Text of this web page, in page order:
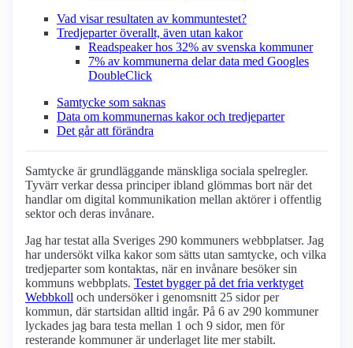
Vad visar resultaten av kommuntestet?
Tredjeparter överallt, även utan kakor
Readspeaker hos 32% av svenska kommuner
7% av kommunerna delar data med Googles
DoubleClick
Samtycke som saknas
Data om kommunernas kakor och tredjeparter
Det går att förändra
Samtycke är grundläggande mänskliga sociala spelregler.
Tyvärr verkar dessa principer ibland glömmas bort när det
handlar om digital kommunikation mellan aktörer i offentlig
sektor och deras invånare.
Jag har testat alla Sveriges 290 kommuners webbplatser. Jag
har undersökt vilka kakor som sätts utan samtycke, och vilka
tredjeparter som kontaktas, när en invånare besöker sin
kommuns webbplats. Testet bygger på det fria verktyget
Webbkoll och undersöker i genomsnitt 25 sidor per
kommun, där startsidan alltid ingår. På 6 av 290 kommuner
lyckades jag bara testa mellan 1 och 9 sidor, men för
resterande kommuner är underlaget lite mer stabilt.